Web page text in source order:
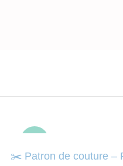
✂️ Patron de couture –